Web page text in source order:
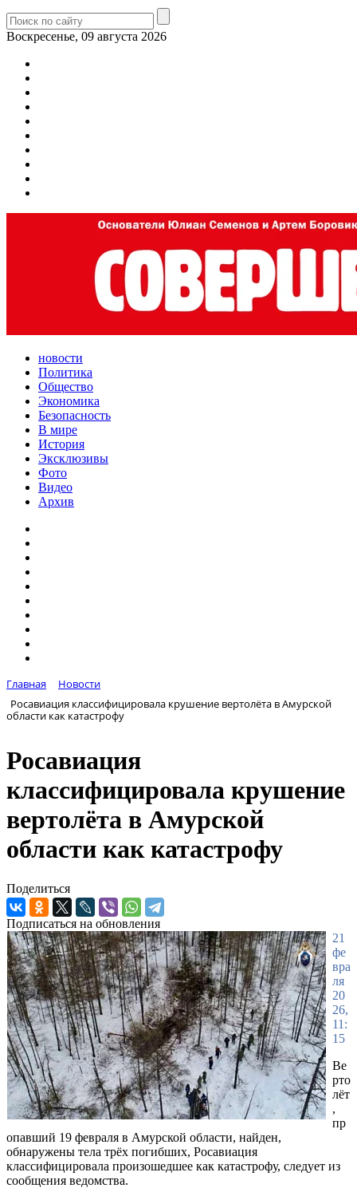
Воскресенье, 09 августа 2026
новости
Политика
Общество
Экономика
Безопасность
В мире
История
Эксклюзивы
Фото
Видео
Архив
Главная
Новости
Росавиация классифицировала крушение вертолёта в Амурской
области как катастрофу
Росавиация
классифицировала крушение
вертолёта в Амурской
области как катастрофу
Поделиться
Подписаться на обновления
21
фе
вра
ля
20
26,
11:
15
Ве
рто
лёт
,
пр
опавший 19 февраля в Амурской области, найден,
обнаружены тела трёх погибших, Росавиация
классифицировала произошедшее как катастрофу, следует из
сообщения ведомства.